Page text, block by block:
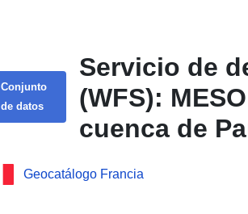
Conjunto
de datos
Servicio de
(WFS):
cuenca de
Geocatálogo Francia